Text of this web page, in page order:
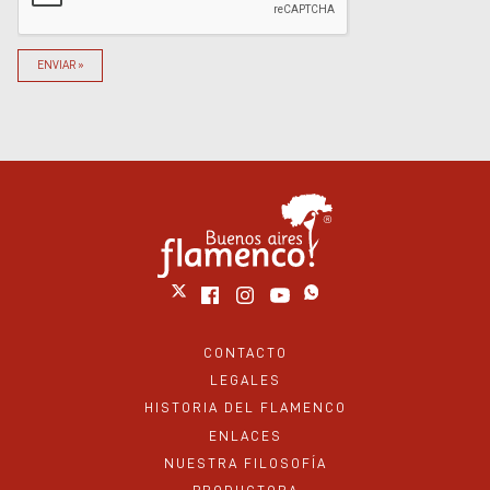
ENVIAR »
CONTACTO
LEGALES
HISTORIA DEL FLAMENCO
ENLACES
NUESTRA FILOSOFÍA